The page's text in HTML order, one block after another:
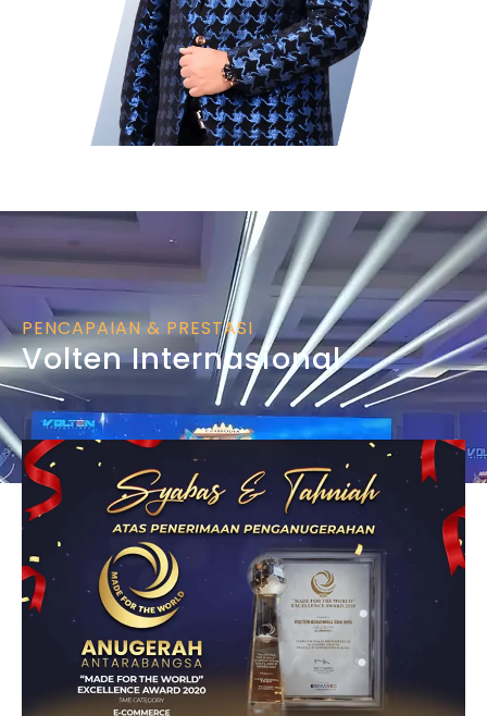
PENCAPAIAN & PRESTASI
Volten Internasional